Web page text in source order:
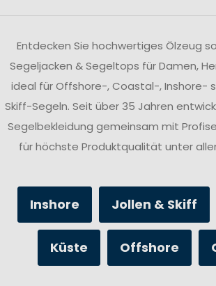
Entdecken Sie hochwertiges Ölzeug
Segeljacken & Segeltops für Damen,
ideal für Offshore-, Coastal-, Inshore-
Skiff-Segeln. Seit über 35 Jahren
Segelbekleidung gemeinsam mit
für höchste Produktqualität unter
Inshore Jollen & Skiff
Küste Offshore